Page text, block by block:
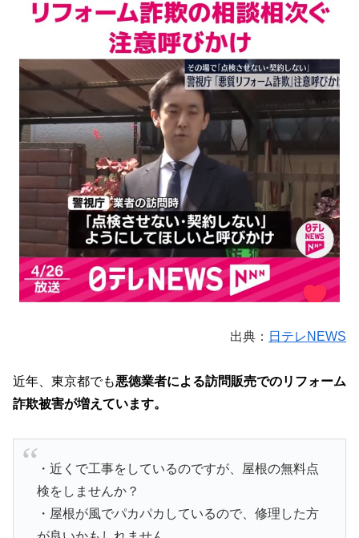
出典： 日テレNEWS
近年、東京都でも悪徳業者による訪問販売でのリフォーム
詐欺被害が増えています。
・近くで工事をしているのですが、屋根の無料点
検をしませんか？
・屋根が風でパカパカしているので、修理した方